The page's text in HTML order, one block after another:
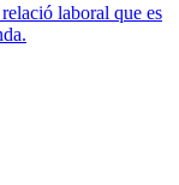
laboral que es